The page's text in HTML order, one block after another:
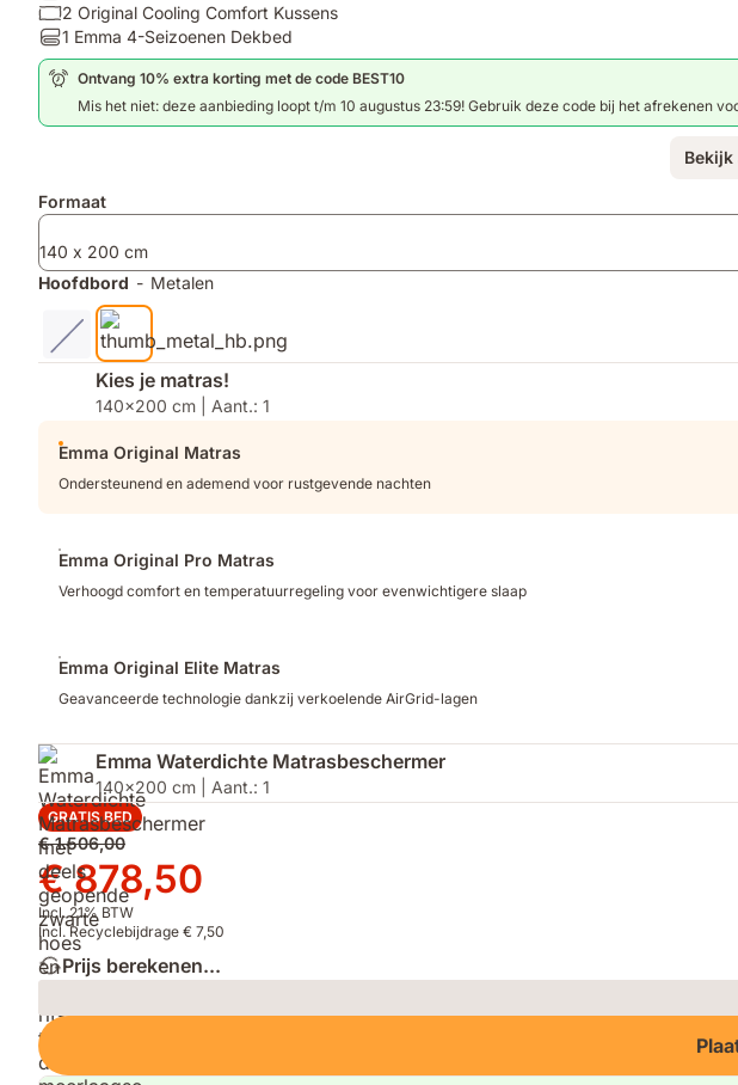
Kies
1
van
Emma's
topkwaliteit
matrassen
Kussen:
2
Original
Cooling
Comfort
Kussens
2 Original Cooling Comfort Kussens
Dekbedden:
1
Emma
Seizoenen
1 Emma 4-Seizoenen Dekbed
Ontvang 10% extra korting met de code BEST10
Mis het niet: deze aanbieding loopt t/m 10 augustus 23:59! Gebruik deze code bij het afrekenen
Extra
Formaat
140 x 200 cm
Hoofdbord - Metalen
Kies je matras!
140x200 cm | Aant.: 1
Emma Original Matras
Ondersteunend en ademend voor rustgevende nachten
Emma Original Pro Matras
Verhoogd comfort en temperatuurregeling voor evenwichtigere slaap
Emma Original Elite Matras
Geavanceerde technologie dankzij verkoelende AirGrid-lagen
Emma Waterdichte Matrasbeschermer
140x200 cm | Aant.: 1
GRATIS BED
Oorspronkelijke
prijs
€ 1.506,00
€ 1.506,00
Prijs
€ 878,50
€ 878,50
Incl. 21% BTW
Incl. Recyclebijdrage € 7,50
Prijs berekenen...
Loading